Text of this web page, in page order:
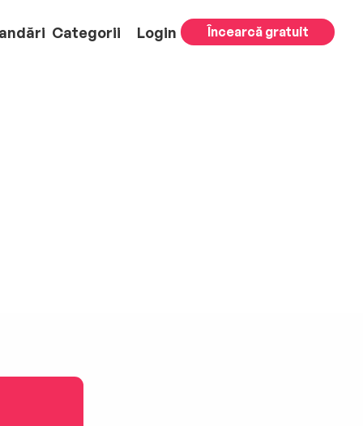
Categorii Login Încearcă gratuit